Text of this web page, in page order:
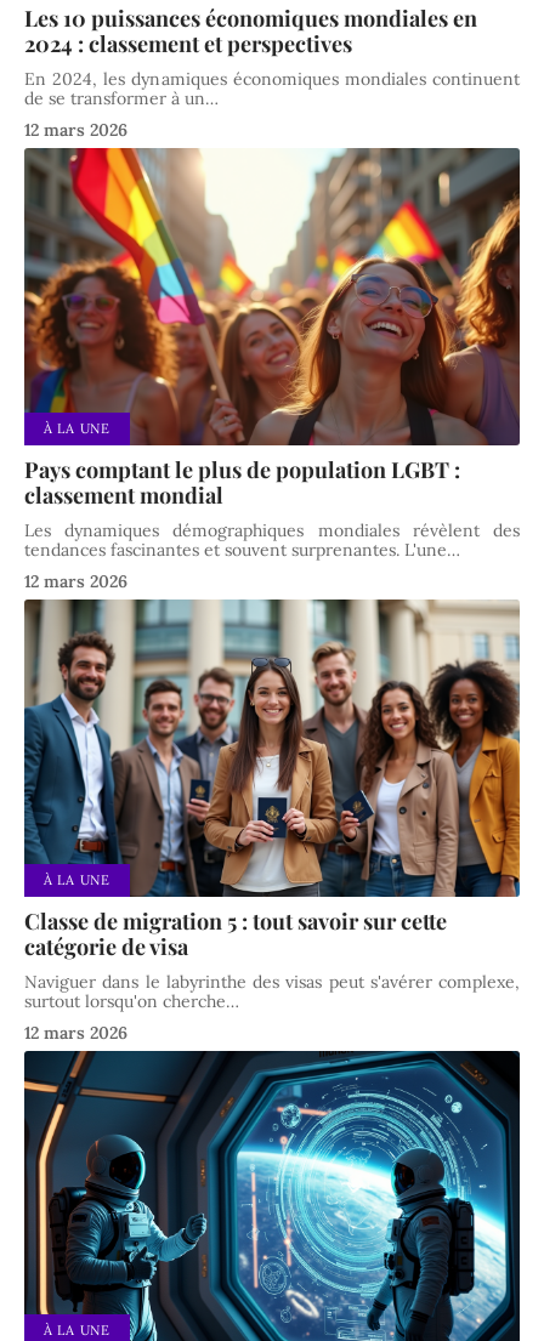
Les 10 puissances économiques mondiales en
2024 : classement et perspectives
En 2024, les dynamiques économiques mondiales continuent
de se transformer à un…
12 mars 2026
À LA UNE
Pays comptant le plus de population LGBT :
classement mondial
Les dynamiques démographiques mondiales révèlent des
tendances fascinantes et souvent surprenantes. L'une…
12 mars 2026
À LA UNE
Classe de migration 5 : tout savoir sur cette
catégorie de visa
Naviguer dans le labyrinthe des visas peut s'avérer complexe,
surtout lorsqu'on cherche…
12 mars 2026
À LA UNE